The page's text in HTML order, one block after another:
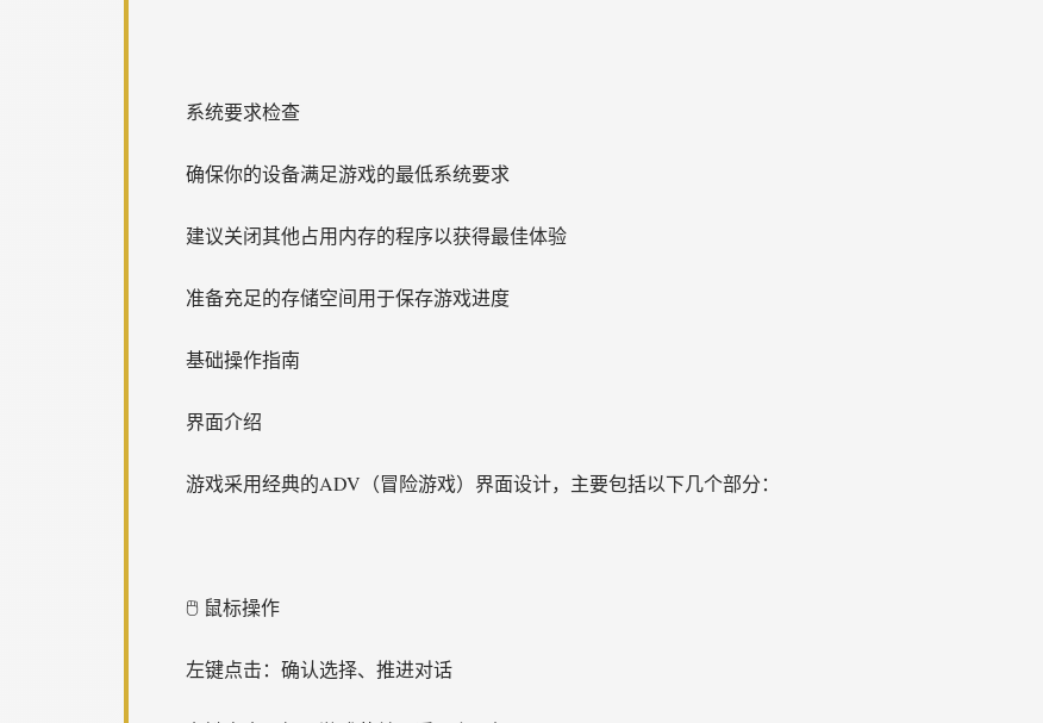
系统要求检查
确保你的设备满足游戏的最低系统要求
建议关闭其他占用内存的程序以获得最佳体验
准备充足的存储空间用于保存游戏进度
基础操作指南
界面介绍
游戏采用经典的ADV（冒险游戏）界面设计，主要包括以下几个部分：
🖱️ 鼠标操作
左键点击：确认选择、推进对话